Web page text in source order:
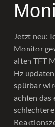
Jetzt neu:
Monitor
alten TFT
Hz
spürbar
achten das